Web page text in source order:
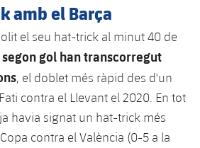
amb el Barça
el seu hat-trick al minut 40 de
gol han transcorregut
, el doblet més ràpid des d'un
contra el Llevant el 2020. En tot
havia signat un hat-trick més
contra el València (0-5 a la